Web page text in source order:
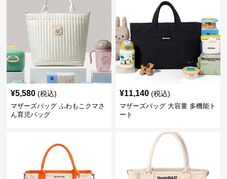
¥5,580 (税込)
マザーズバッグ ふわもこクマさ
ん育児バッグ
¥11,140 (税込)
マザーズバッグ 大容量 多機能ト
ート